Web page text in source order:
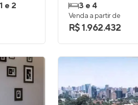
1 e 2
3 e 4
Venda a partir de
R$ 1.962.432